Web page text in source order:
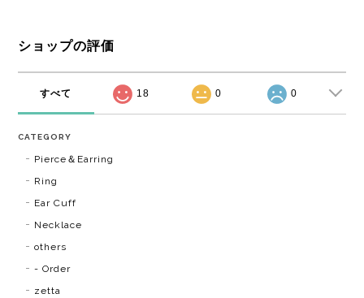
ショップの評価
すべて 18 0 0
CATEGORY
Pierce＆Earring
Ring
Ear Cuff
Necklace
others
- Order
zetta